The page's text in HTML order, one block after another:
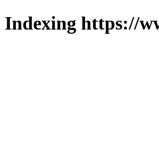
Indexing https://